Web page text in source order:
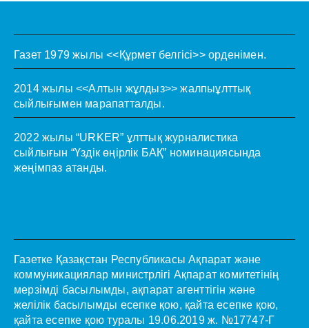
Газет 1979 жылы <<Құрмет белгісі>> орденімен.
2014 жылы <<Алтын жұлдыз>> жалпыұлттық
сыйлығымен марапатталды.
2022 жылы “URKER” ұлттық журналистика
сыйлығын “Үздік өңірлік БАҚ” номинациясында
жеңімпаз атанды.
Газетке Қазақстан Республикасы Ақпарат және
коммуникациялар министрлігі Ақпарат комитетінің
мерзімді басылымды, ақпарат агенттігін және
желілік басылымды есепке қою, қайта есепке қою,
қайта есепке қою туралы 19.06.2019 ж. №17747-Г